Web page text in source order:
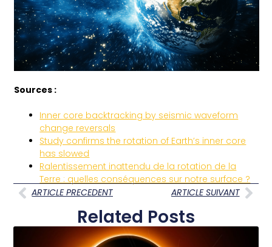
Sources :
Inner core backtracking by seismic waveform
change reversals
Study confirms the rotation of Earth’s inner core
has slowed
Ralentissement inattendu de la rotation de la
Terre : quelles conséquences sur notre surface ?
ARTICLE PRECEDENT
ARTICLE SUIVANT
Related Posts